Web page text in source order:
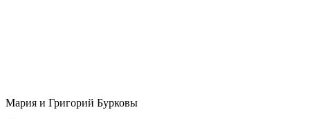
Мария и Григорий Бурковы